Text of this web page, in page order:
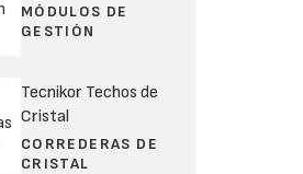
MÓDULOS DE
GESTIÓN
Tecnikor Techos de
Cristal
CORREDERAS DE
CRISTAL